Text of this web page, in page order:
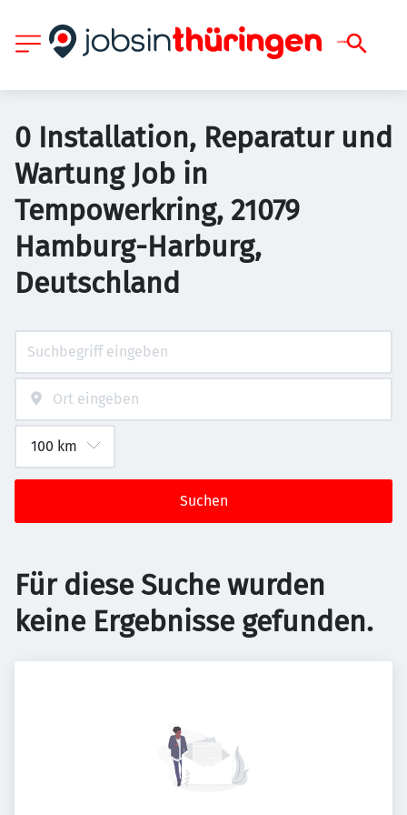
0 Installation, Reparatur und
Wartung Job in
Tempowerkring, 21079
Hamburg-Harburg,
Deutschland
Suchen
Für diese Suche wurden
keine Ergebnisse gefunden.